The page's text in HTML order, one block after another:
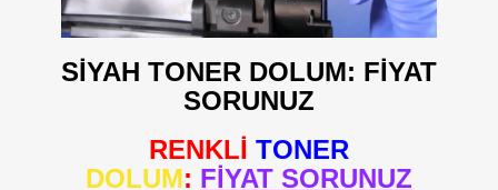
SİYAH TONER DOLUM: FİYAT
SORUNUZ
RENKLİ TONER
DOLUM: FİYAT SORUNUZ